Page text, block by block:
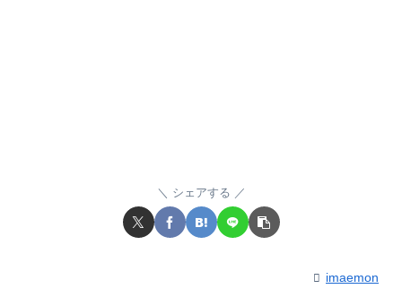
シェアする
imaemon